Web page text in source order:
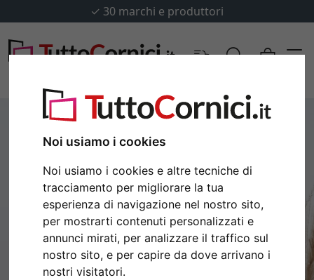
Noi usiamo i cookies
Noi usiamo i cookies e altre tecniche di
tracciamento per migliorare la tua
esperienza di navigazione nel nostro sito,
per mostrarti contenuti personalizzati e
annunci mirati, per analizzare il traffico sul
nostro sito, e per capire da dove arrivano i
nostri visitatori.
✓ 30 marchi e produttori
Indietro